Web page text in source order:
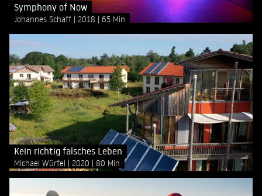
Symphony of Now
Johannes Schaff 2018 65 Min
Kein richtig falsches Leben
Michael Würfel 2020 80 Min